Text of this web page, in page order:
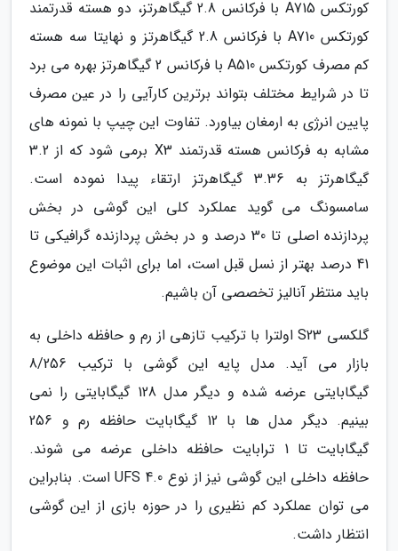
کورتکس A715 با فرکانس 2.8 گیگاهرتز، دو هسته قدرتمند
کورتکس A710 با فرکانس 2.8 گیگاهرتز و نهایتا سه هسته
کم مصرف کورتکس A510 با فرکانس 2 گیگاهرتز بهره می برد
تا در شرایط مختلف بتواند برترین کارآیی را در عین مصرف
پایین انرژی به ارمغان بیاورد. تفاوت این چیپ با نمونه های
مشابه به فرکانس هسته قدرتمند X3 برمی شود که از 3.2
گیگاهرتز به 3.36 گیگاهرتز ارتقاء پیدا نموده است.
سامسونگ می گوید عملکرد کلی این گوشی در بخش
پردازنده اصلی تا 30 درصد و در بخش پردازنده گرافیکی تا
41 درصد بهتر از نسل قبل است، اما برای اثبات این موضوع
باید منتظر آنالیز تخصصی آن باشیم.
گلکسی S23 اولترا با ترکیب تازهی از رم و حافظه داخلی به
بازار می آید. مدل پایه این گوشی با ترکیب 8/256
گیگابایتی عرضه شده و دیگر مدل 128 گیگابایتی را نمی
بینیم. دیگر مدل ها با 12 گیگابایت حافظه رم و 256
گیگابایت تا 1 ترابایت حافظه داخلی عرضه می شوند.
حافظه داخلی این گوشی نیز از نوع UFS 4.0 است. بنابراین
می توان عملکرد کم نظیری را در حوزه بازی از این گوشی
انتظار داشت.